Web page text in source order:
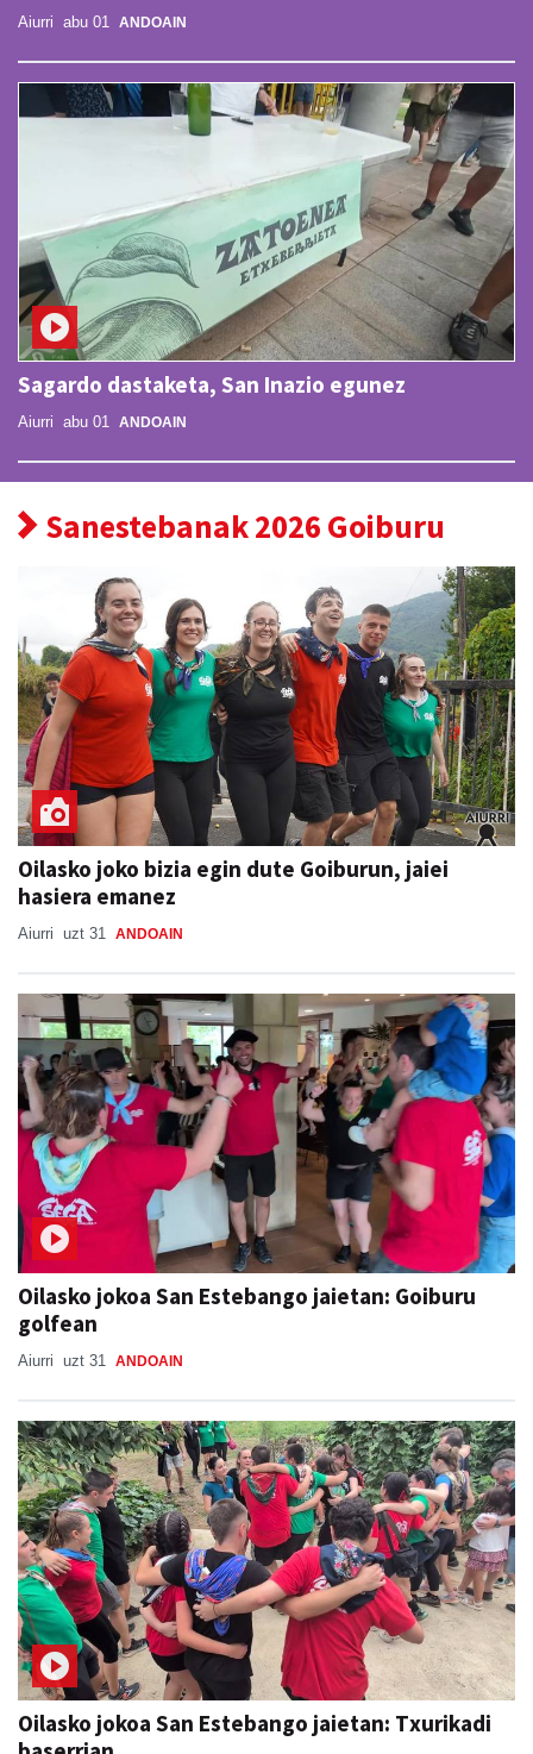
Aiurri abu 01 ANDOAIN
Sagardo dastaketa, San Inazio egunez
Aiurri abu 01 ANDOAIN
Sanestebanak 2026 Goiburu
Oilasko joko bizia egin dute Goiburun, jaiei
hasiera emanez
Aiurri uzt 31 ANDOAIN
Oilasko jokoa San Estebango jaietan: Goiburu
golfean
Aiurri uzt 31 ANDOAIN
Oilasko jokoa San Estebango jaietan: Txurikadi